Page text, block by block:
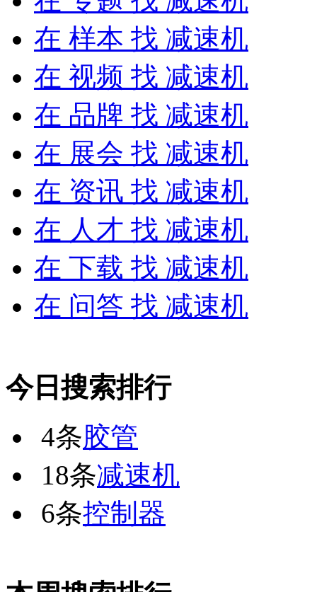
在 样本 找 减速机
在 视频 找 减速机
在 品牌 找 减速机
在 展会 找 减速机
在 资讯 找 减速机
在 人才 找 减速机
在 下载 找 减速机
在 问答 找 减速机
今日搜索排行
4条胶管
18条减速机
6条控制器